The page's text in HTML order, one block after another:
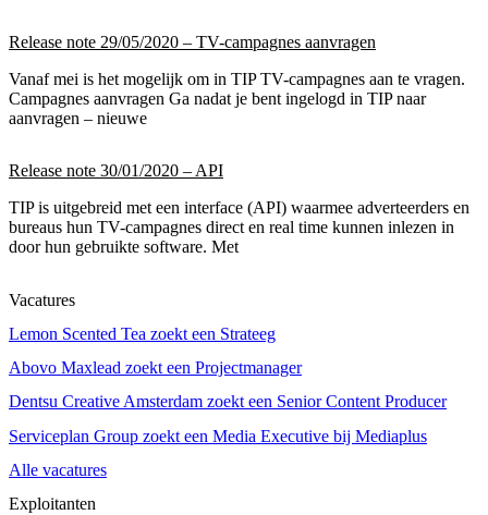
Release note 29/05/2020 – TV-campagnes aanvragen
Vanaf mei is het mogelijk om in TIP TV-campagnes aan te vragen.
Campagnes aanvragen Ga nadat je bent ingelogd in TIP naar
aanvragen – nieuwe
Release note 30/01/2020 – API
TIP is uitgebreid met een interface (API) waarmee adverteerders en
bureaus hun TV-campagnes direct en real time kunnen inlezen in
door hun gebruikte software. Met
Vacatures
Lemon Scented Tea zoekt een Strateeg
Abovo Maxlead zoekt een Projectmanager
Dentsu Creative Amsterdam zoekt een Senior Content Producer
Serviceplan Group zoekt een Media Executive bij Mediaplus
Alle vacatures
Exploitanten